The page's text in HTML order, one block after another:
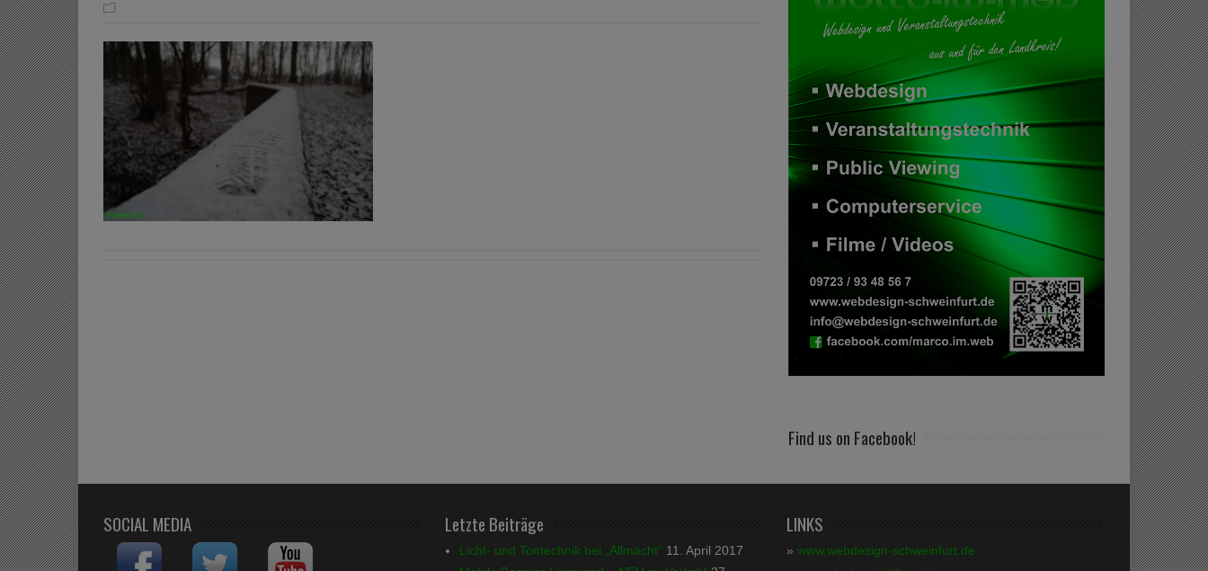
Find us on Facebook!
SOCIAL MEDIA Letzte Beiträge
Licht- und Tontechnik bei „Allmächt“ 11. April 2017
LINKS
» www.webdesign-schweinfurt.de